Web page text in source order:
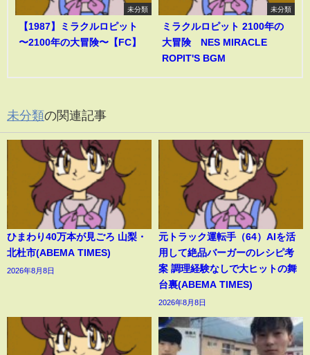
未分類
【1987】ミラクルロピット
〜2100年の大冒険〜【FC】
未分類
ミラクルロピット 2100年の
大冒険 NES MIRACLE
ROPIT'S BGM
未分類の関連記事
ひまわり40万本が見ごろ 山梨・
北杜市(ABEMA TIMES)
2026年8月8日
元トラック運転手（64）AIを活
用して絶品バーガーのレシピ考
案 調理経験なしで大ヒットの舞
台裏(ABEMA TIMES)
2026年8月8日